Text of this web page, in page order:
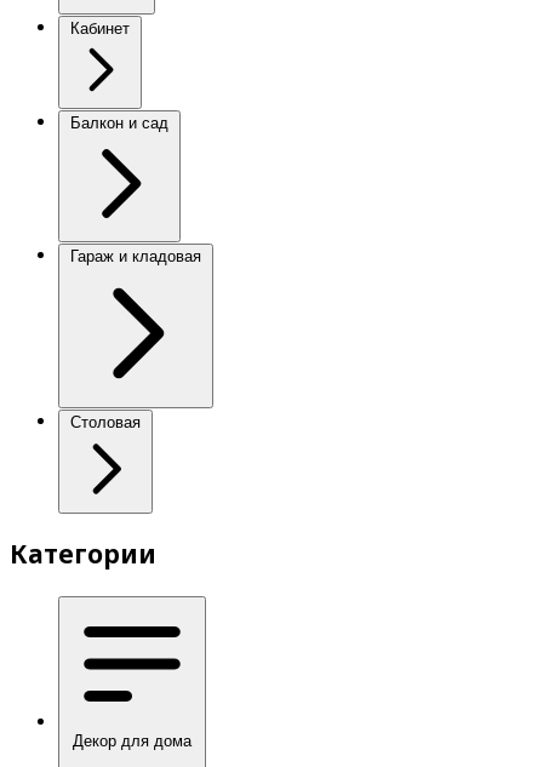
Кабинет
Балкон и сад
Гараж и кладовая
Столовая
Категории
Декор для дома